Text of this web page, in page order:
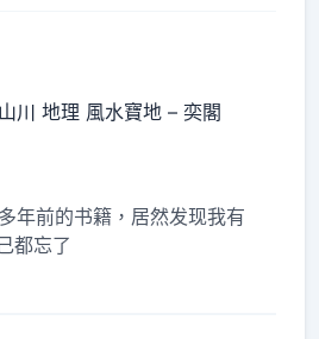
川 地理 風水寶地 – 奕閣
年前的书籍，居然发现我有
都忘了